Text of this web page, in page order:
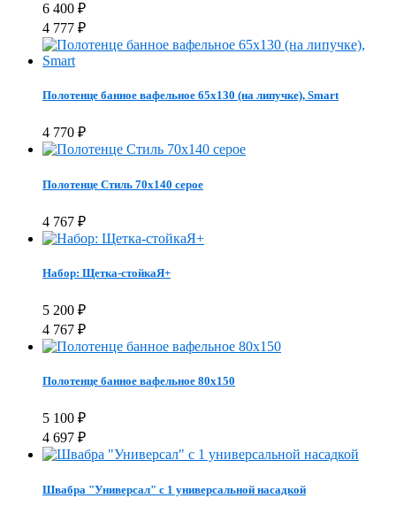
6 400 ₽
4 777 ₽
Полотенце банное вафельное 65х130 (на липучке), Smart
4 770 ₽
Полотенце Стиль 70x140 серое
4 767 ₽
Набор: Щетка-стойкаЯ+
5 200 ₽
4 767 ₽
Полотенце банное вафельное 80х150
5 100 ₽
4 697 ₽
Швабра "Универсал" с 1 универсальной насадкой